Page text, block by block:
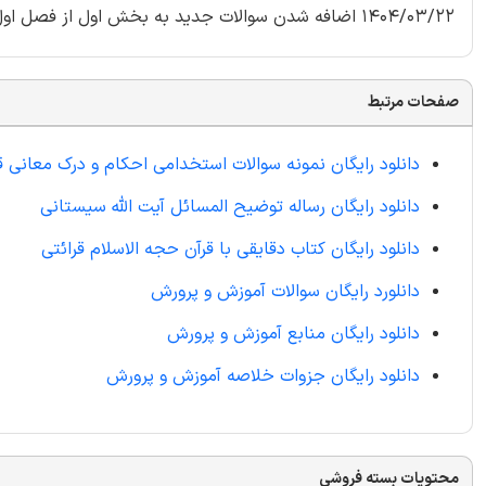
1404/03/22 اضافه شدن سوالات جدید به بخش اول از فصل اول
صفحات مرتبط
دانلود رایگان نمونه سوالات استخدامی احکام و درک معانی
دانلود رایگان رساله توضیح المسائل آیت الله سیستانی
دانلود رایگان کتاب دقایقی با قرآن حجه الاسلام قرائتی
دانلورد رایگان سوالات آموزش و پرورش
دانلود رایگان منابع آموزش و پرورش
دانلود رایگان جزوات خلاصه آموزش و پرورش
محتویات بسته فروشی